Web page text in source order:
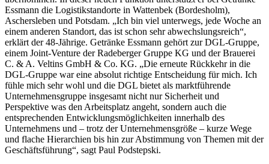
Essmann die Logistikstandorte in Wattenbek (Bordesholm),
Aschersleben und Potsdam. „Ich bin viel unterwegs, jede Woche an
einem anderen Standort, das ist schon sehr abwechslungsreich“,
erklärt der 48-Jährige. Getränke Essmann gehört zur DGL-Gruppe,
einem Joint-Venture der Radeberger Gruppe KG und der Brauerei
C. & A. Veltins GmbH & Co. KG. „Die erneute Rückkehr in die
DGL-Gruppe war eine absolut richtige Entscheidung für mich. Ich
fühle mich sehr wohl und die DGL bietet als marktführende
Unternehmensgruppe insgesamt nicht nur Sicherheit und
Perspektive was den Arbeitsplatz angeht, sondern auch die
entsprechenden Entwicklungsmöglichkeiten innerhalb des
Unternehmens und – trotz der Unternehmensgröße – kurze Wege
und flache Hierarchien bis hin zur Abstimmung von Themen mit der
Geschäftsführung“, sagt Paul Podstepski.